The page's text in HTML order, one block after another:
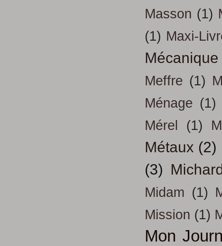
Masson (1)
(1) Maxi-
Mécanique
Meffre (1)
Ménage (1)
Mérel
(1)
Métaux (2)
(3)
Midam (1)
Mission (1)
Mon